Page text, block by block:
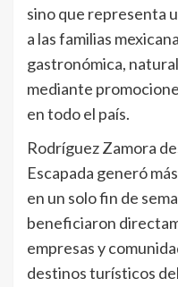
sino que representa
a las familias
gastronómica,
mediante
en todo el país.
Rodríguez Zamora
Escapada generó
en un solo fin de
beneficiaron
empresas y
destinos turísticos